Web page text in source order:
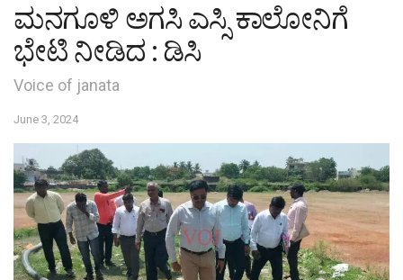
ಮನಗೂಳಿ ಅಗಸಿ ಎಸ್ಸಿ ಕಾಲೋನಿಗೆ
ಭೇಟಿ ನೀಡಿದ : ಡಿಸಿ
Voice of janata
June 3, 2024